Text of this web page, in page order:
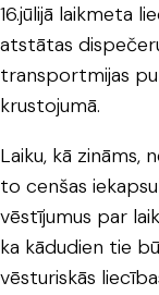
16.jūlijā laikmeta
atstātas
transportmijas
krustojumā.
Laiku, kā
to cenšas
vēstījumus par
ka kādudien tie
vēsturiskās